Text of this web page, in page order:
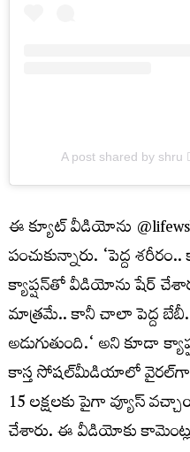
A post shared by shru
ఈ క్యూట్ వీడియోను
పంచుకున్నారు. ‘పెద్ద
క్యాప్షన్‌తో వీడియోను షేర్
మాత్రమే.. కానీ చాలా పెద్ద
అడుగుతుంది.‘అని కూడా
కాస్త సోషల్‌మీడియాలో
15 లక్షలకు పైగా వ్యూస్
చేశారు. ఈ వీడియోకు